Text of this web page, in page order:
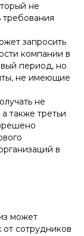
не
требования
запросить
компании в
период, но
не имеющие
не
также третьи
в
может
сотрудников